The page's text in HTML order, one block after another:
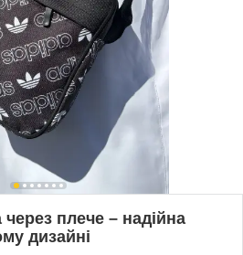
плече – надійна
дизайні